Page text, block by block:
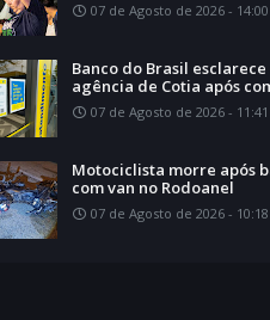
07 de Agosto de 2026 - 14:00
Banco do Brasil
agência de Cotia após
07 de Agosto de 2026 - 11:41
Motociclista morre após
com van no Rodoanel
07 de Agosto de 2026 - 10:18